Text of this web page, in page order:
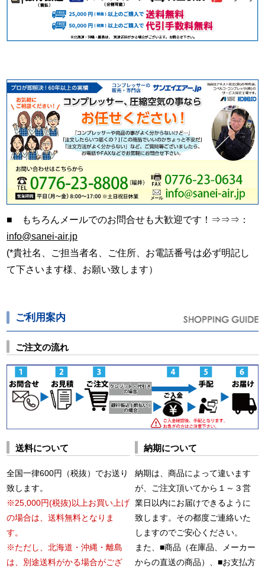
■ もちろんメールでのお問合せも大歓迎です！⇒⇒⇒：
info@sanei-air.jp
(*貴社名、ご担当者名、ご住所、お電話番号は必ず明記し
て下さいます様、お願い致します）
ご利用案内
ご注文の流れ
送料について
全国一律600円（税抜）でお送り
致します。
※25,000円(税抜)以上お買い上げ
の場合は、送料無料となりま
す。
※ただし、北海道・沖縄・離島
は、別途送料がかる場合がござ
納期について
納期は、商品によって違います
が、ご注文頂いてから１～３営
業日以内にお届けできるように
致します。その都度ご連絡いた
しますのでご安心ください。
また、■商品（在庫品、メーカー
からの直送の商品）、■お支払方